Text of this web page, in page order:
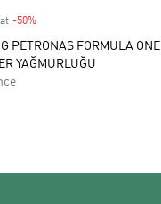
-50%
PETRONAS FORMULA ONE
YAĞMURLUĞU